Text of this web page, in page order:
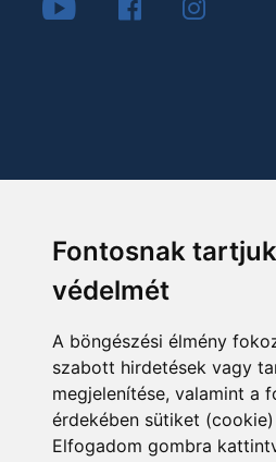
Fontosnak
védelmét
A böngészési élmény
szabott hirdetések vagy
megjelenítése, valamint a
érdekében sütiket
Elfogadom gombra